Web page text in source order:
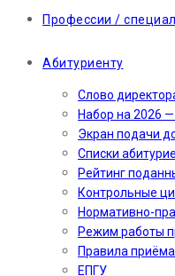
Профессии /
Абитуриенту
Слово
Набор на 2026
Экран подачи
Cписки
Рейтинг
Контрольные
Нормативно-
Режим работы
Правила приёма
ЕПГУ